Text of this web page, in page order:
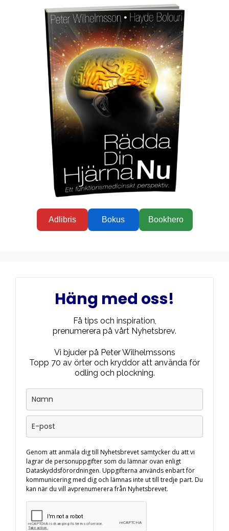
Adlibris Bokus Bookhero
Häng med oss!
Få tips och inspiration,
prenumerera på vårt Nyhetsbrev.
Vi bjuder på Peter Wilhelmssons
Topp 70 av örter och kryddor att använda för
odling och plockning.
Genom att anmäla dig till Nyhetsbrevet samtycker du att vi
lagrar de personuppgifter som du lämnar ovan enligt
Dataskyddsförordningen. Uppgifterna används enbart för
kommunicering med dig och lämnas inte ut till tredje part. Du
kan när du vill avprenumerera från Nyhetsbrevet.